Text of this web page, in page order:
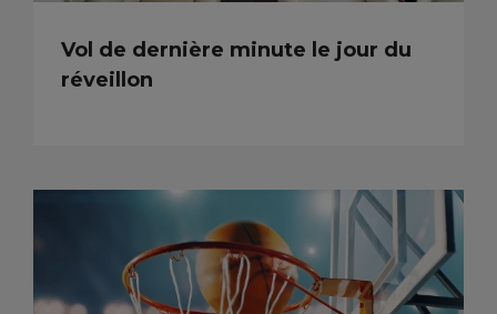
Vol de dernière minute le jour du
réveillon